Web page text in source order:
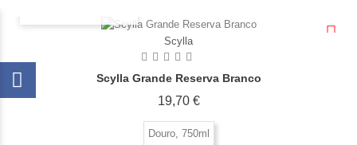
Scylla
Scylla Grande Reserva Branco
19,70 €Preço
Douro, 750ml